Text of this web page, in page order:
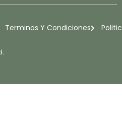
Terminos Y Condiciones